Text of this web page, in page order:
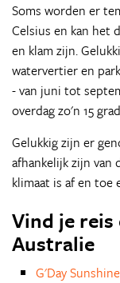
Soms worden er
Celsius en kan het
en klam zijn.
watervertier en
- van juni tot
overdag zo'n 15
Gelukkig zijn er
afhankelijk zijn van
klimaat is af en toe
Vind je
Australie
G'Day Sunshine